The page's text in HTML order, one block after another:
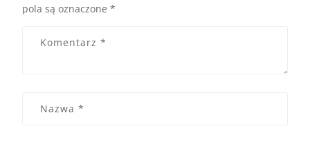
pola są oznaczone*